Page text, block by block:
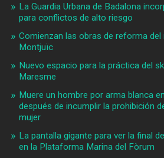
La Guardia Urbana de Badalona
para conflictos de alto riesgo
Comienzan las obras de reforma del
Montjuïc
Nuevo espacio para la práctica del
Maresme
Muere un hombre por arma blanca
después de incumplir la prohibición
mujer
La pantalla gigante para ver la final
en la Plataforma Marina del Fòrum